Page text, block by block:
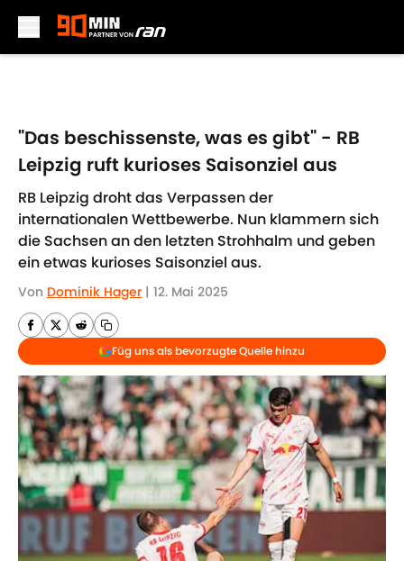
"Das beschissenste, was es gibt" - RB
Leipzig ruft kurioses Saisonziel aus
RB Leipzig droht das Verpassen der
internationalen Wettbewerbe. Nun klammern sich
die Sachsen an den letzten Strohhalm und geben
ein etwas kurioses Saisonziel aus.
Von Dominik Hager | 12. Mai 2025
Füg uns als bevorzugte Quelle hinzu